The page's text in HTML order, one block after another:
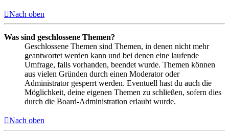
Nach oben
Was sind geschlossene Themen?
Geschlossene Themen sind Themen, in denen nicht mehr
geantwortet werden kann und bei denen eine laufende
Umfrage, falls vorhanden, beendet wurde. Themen können
aus vielen Gründen durch einen Moderator oder
Administrator gesperrt werden. Eventuell hast du auch die
Möglichkeit, deine eigenen Themen zu schließen, sofern dies
durch die Board-Administration erlaubt wurde.
Nach oben